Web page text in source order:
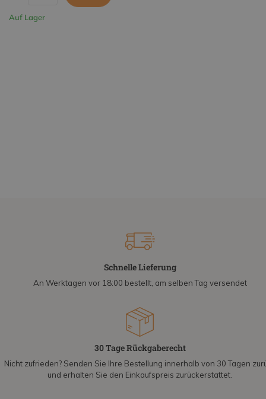
Auf Lager
Schnelle Lieferung
An Werktagen vor 18:00 bestellt, am selben Tag versendet
30 Tage Rückgaberecht
Nicht zufrieden? Senden Sie Ihre Bestellung innerhalb von 30 Tagen
und erhalten Sie den Einkaufspreis zurückerstattet.